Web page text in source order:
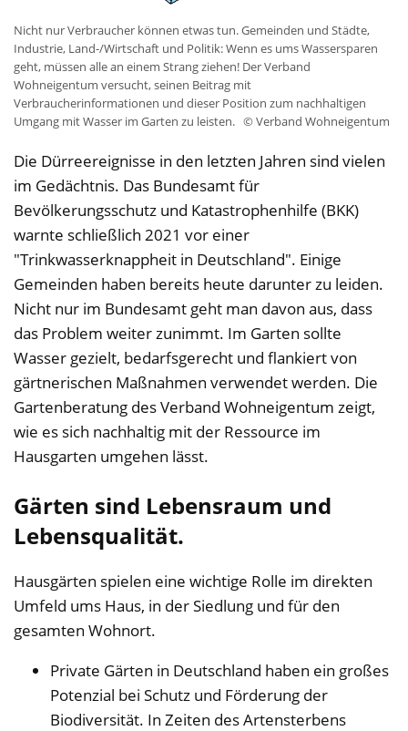
Nicht nur Verbraucher können etwas tun. Gemeinden und Städte,
Industrie, Land-/Wirtschaft und Politik: Wenn es ums Wassersparen
geht, müssen alle an einem Strang ziehen! Der Verband
Wohneigentum versucht, seinen Beitrag mit
Verbraucherinformationen und dieser Position zum nachhaltigen
Umgang mit Wasser im Garten zu leisten. © Verband Wohneigentum
Die Dürreereignisse in den letzten Jahren sind vielen
im Gedächtnis. Das Bundesamt für
Bevölkerungsschutz und Katastrophenhilfe (BKK)
warnte schließlich 2021 vor einer
"Trinkwasserknappheit in Deutschland". Einige
Gemeinden haben bereits heute darunter zu leiden.
Nicht nur im Bundesamt geht man davon aus, dass
das Problem weiter zunimmt. Im Garten sollte
Wasser gezielt, bedarfsgerecht und flankiert von
gärtnerischen Maßnahmen verwendet werden. Die
Gartenberatung des Verband Wohneigentum zeigt,
wie es sich nachhaltig mit der Ressource im
Hausgarten umgehen lässt.
Gärten sind Lebensraum und
Lebensqualität.
Hausgärten spielen eine wichtige Rolle im direkten
Umfeld ums Haus, in der Siedlung und für den
gesamten Wohnort.
Private Gärten in Deutschland haben ein großes
Potenzial bei Schutz und Förderung der
Biodiversität. In Zeiten des Artensterbens